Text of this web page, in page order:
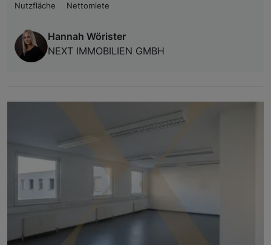
Nutzfläche
Nettomiete
Hannah Wörister
NEXT IMMOBILIEN GMBH